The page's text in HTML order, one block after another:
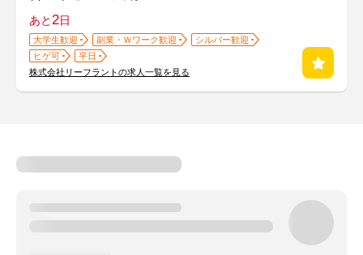
あと2日
大学生歓迎 副業・Ｗワーク歓迎
シルバー歓迎
ヒゲ可
平日
株式会社リーフラントの求人一覧を見る